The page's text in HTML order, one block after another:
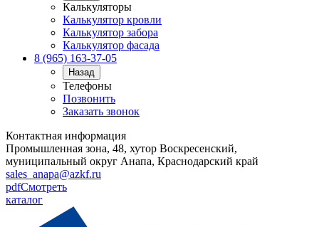
Калькуляторы
Калькулятор кровли
Калькулятор забора
Калькулятор фасада
8 (965) 163-37-05
Назад
Телефоны
Позвонить
Заказать звонок
Контактная информация
Промышленная зона, 48, хутор Воскресенский,
муниципальный округ Анапа, Краснодарский край
sales_anapa@azkf.ru
pdfСмотреть
каталог